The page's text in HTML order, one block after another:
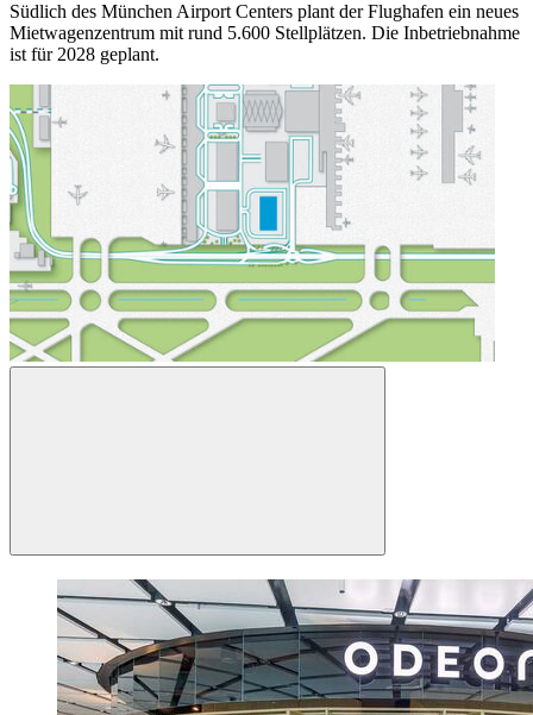
Südlich des München Airport Centers plant der Flughafen ein neues
Mietwagenzentrum mit rund 5.600 Stellplätzen. Die Inbetriebnahme
ist für 2028 geplant.